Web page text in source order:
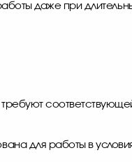
даже при
для работы в